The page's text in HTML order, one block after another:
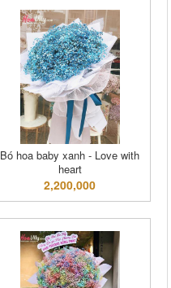
Bó hoa baby xanh - Love with
heart
2,200,000